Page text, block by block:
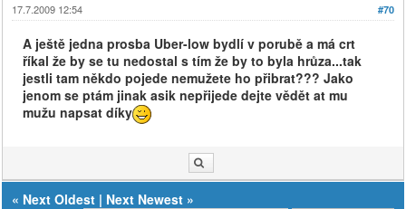
#70
17.7.2009 12:54
A ještě jedna prosba Uber-low bydlí v porubě a má crt
říkal že by se tu nedostal s tím že by to byla hrůza...tak
jestli tam někdo pojede nemužete ho přibrat??? Jako
jenom se ptám jinak asik nepřijede dejte vědět at mu
mužu napsat díky
« Next Oldest | Next Newest »